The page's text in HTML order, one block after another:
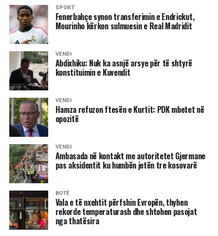
D.L
SPORT
Fenerbahçe synon transferimin e Endrickut,
Mourinho kërkon sulmuesin e Real Madridit
VENDI
Abdixhiku: Nuk ka asnjë arsye për të shtyrë
konstituimin e Kuvendit
VENDI
Hamza refuzon ftesën e Kurtit: PDK mbetet në
opozitë
VENDI
Ambasada në kontakt me autoritetet Gjermane
pas aksidentit ku humbën jetën tre kosovarë
BOTË
Vala e të nxehtit përfshin Evropën, thyhen
rekorde temperaturash dhe shtohen pasojat
nga thatësira